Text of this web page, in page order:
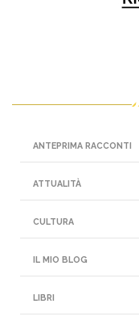
ANTEPRIMA RACCONTI
ATTUALITÀ
CULTURA
IL MIO BLOG
LIBRI